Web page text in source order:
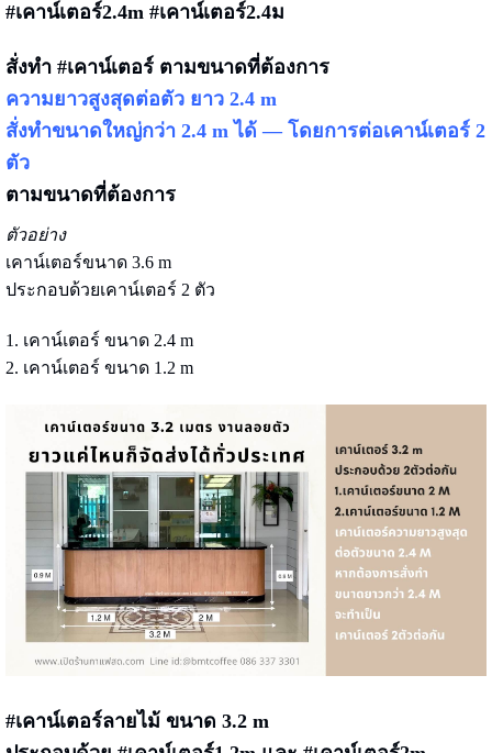
#เคาน์เตอร์2.4m #เคาน์เตอร์2.4ม
สั่งทำ #เคาน์เตอร์ ตามขนาดที่ต้องการ
ความยาวสูงสุดต่อตัว ยาว 2.4 m
สั่งทำขนาดใหญ่กว่า 2.4 m ได้ — โดยการต่อเคาน์เตอร์ 2
ตัว
ตามขนาดที่ต้องการ
ตัวอย่าง
เคาน์เตอร์ขนาด 3.6 m
ประกอบด้วยเคาน์เตอร์ 2 ตัว
1. เคาน์เตอร์ ขนาด 2.4 m
2. เคาน์เตอร์ ขนาด 1.2 m
#เคาน์เตอร์ลายไม้ ขนาด 3.2 m